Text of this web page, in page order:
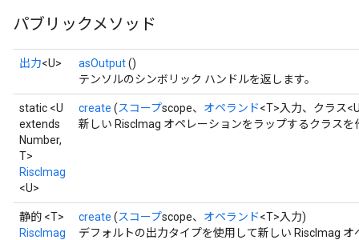
パブリックメソッド
出力<U> asOutput()
テンソルのシンボリック ハンドルを返します。
static <U
extends
Number,
T>
RiscImag
<U>
create (スコープscope、 オペランド<T>入力、クラス
新しい RiscImag オペレーションをラップするクラス
静的 <T>
RiscImag
create (スコープscope、 オペランド<T>入力)
デフォルトの出力タイプを使用して新しい RiscImag